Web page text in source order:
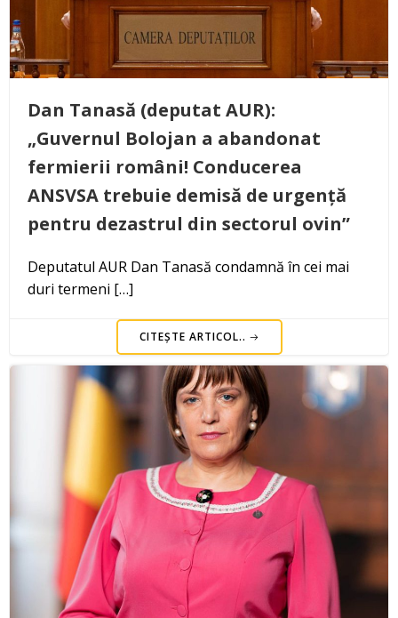
Dan Tanasă (deputat AUR):
„Guvernul Bolojan a abandonat
fermierii români! Conducerea
ANSVSA trebuie demisă de urgență
pentru dezastrul din sectorul ovin”
Deputatul AUR Dan Tanasă condamnă în cei mai
duri termeni […]
CITEȘTE ARTICOL..